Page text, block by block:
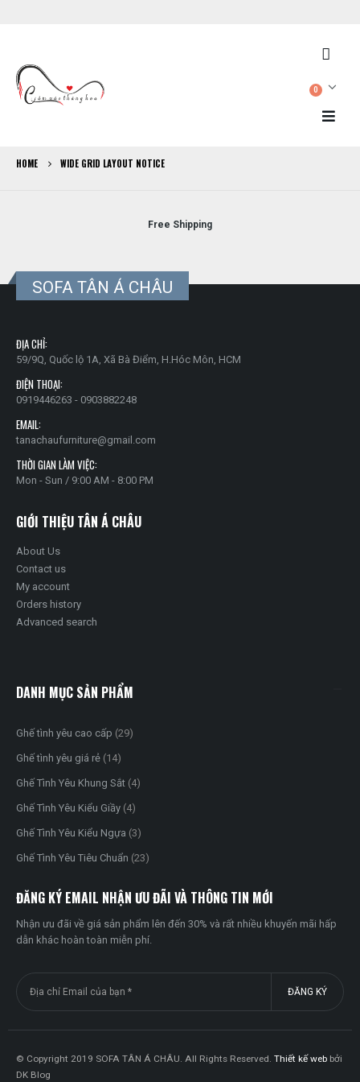
0
HOME WIDE GRID LAYOUT NOTICE
Free Shipping
SOFA TÂN Á CHÂU
ĐỊA CHỈ:
59/9Q, Quốc lộ 1A, Xã Bà Điểm, H.Hóc Môn, HCM
ĐIỆN THOẠI:
0919446263 - 0903882248
EMAIL:
tanachaufurniture@gmail.com
THỜI GIAN LÀM VIỆC:
Mon - Sun / 9:00 AM - 8:00 PM
GIỚI THIỆU TÂN Á CHÂU
About Us
Contact us
My account
Orders history
Advanced search
DANH MỤC SẢN PHẨM
Ghế tình yêu cao cấp (29)
Ghế tình yêu giá rẻ (14)
Ghế Tình Yêu Khung Sắt (4)
Ghế Tình Yêu Kiểu Giầy (4)
Ghế Tình Yêu Kiểu Ngựa (3)
Ghế Tình Yêu Tiêu Chuẩn (23)
ĐĂNG KÝ EMAIL NHẬN ƯU ĐÃI VÀ THÔNG TIN MỚI
Nhận ưu đãi về giá sản phẩm lên đến 30% và rất nhiều khuyến mãi hấp
dẫn khác hoàn toàn miễn phí.
© Copyright 2019 SOFA TÂN Á CHÂU. All Rights Reserved. Thiết kế web bởi
DK Blog